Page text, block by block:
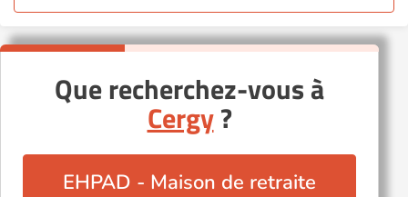
Que recherchez-vous à
Cergy?
EHPAD - Maison de retraite